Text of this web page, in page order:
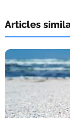
Articles